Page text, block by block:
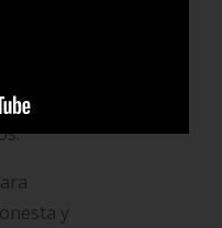
hacer
la
y